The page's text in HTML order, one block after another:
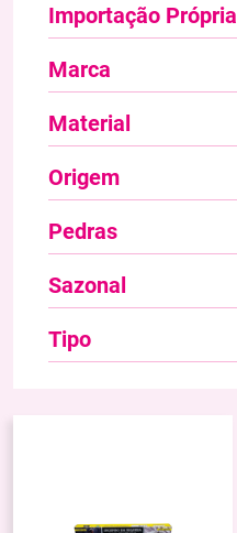
Importação Própria
Marca
Material
Origem
Pedras
Sazonal
Tipo